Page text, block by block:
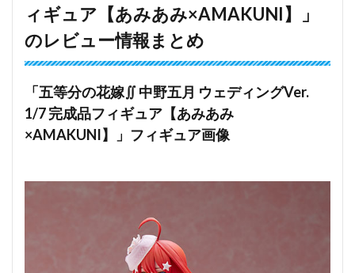
ィギュア【あみあみ×AMAKUNI】」
のレビュー情報まとめ
「五等分の花嫁∬ 中野五月 ウェディングVer.
1/7 完成品フィギュア【あみあみ
×AMAKUNI】」フィギュア画像